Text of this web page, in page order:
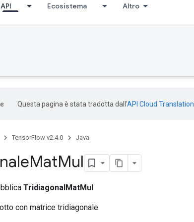
API Ecosistema Altro
Questa pagina è stata tradotta dall'API Cloud Translation
TensorFlow v2.4.0 Java
MatMul
TridiagonalMatMul
con matrice tridiagonale.